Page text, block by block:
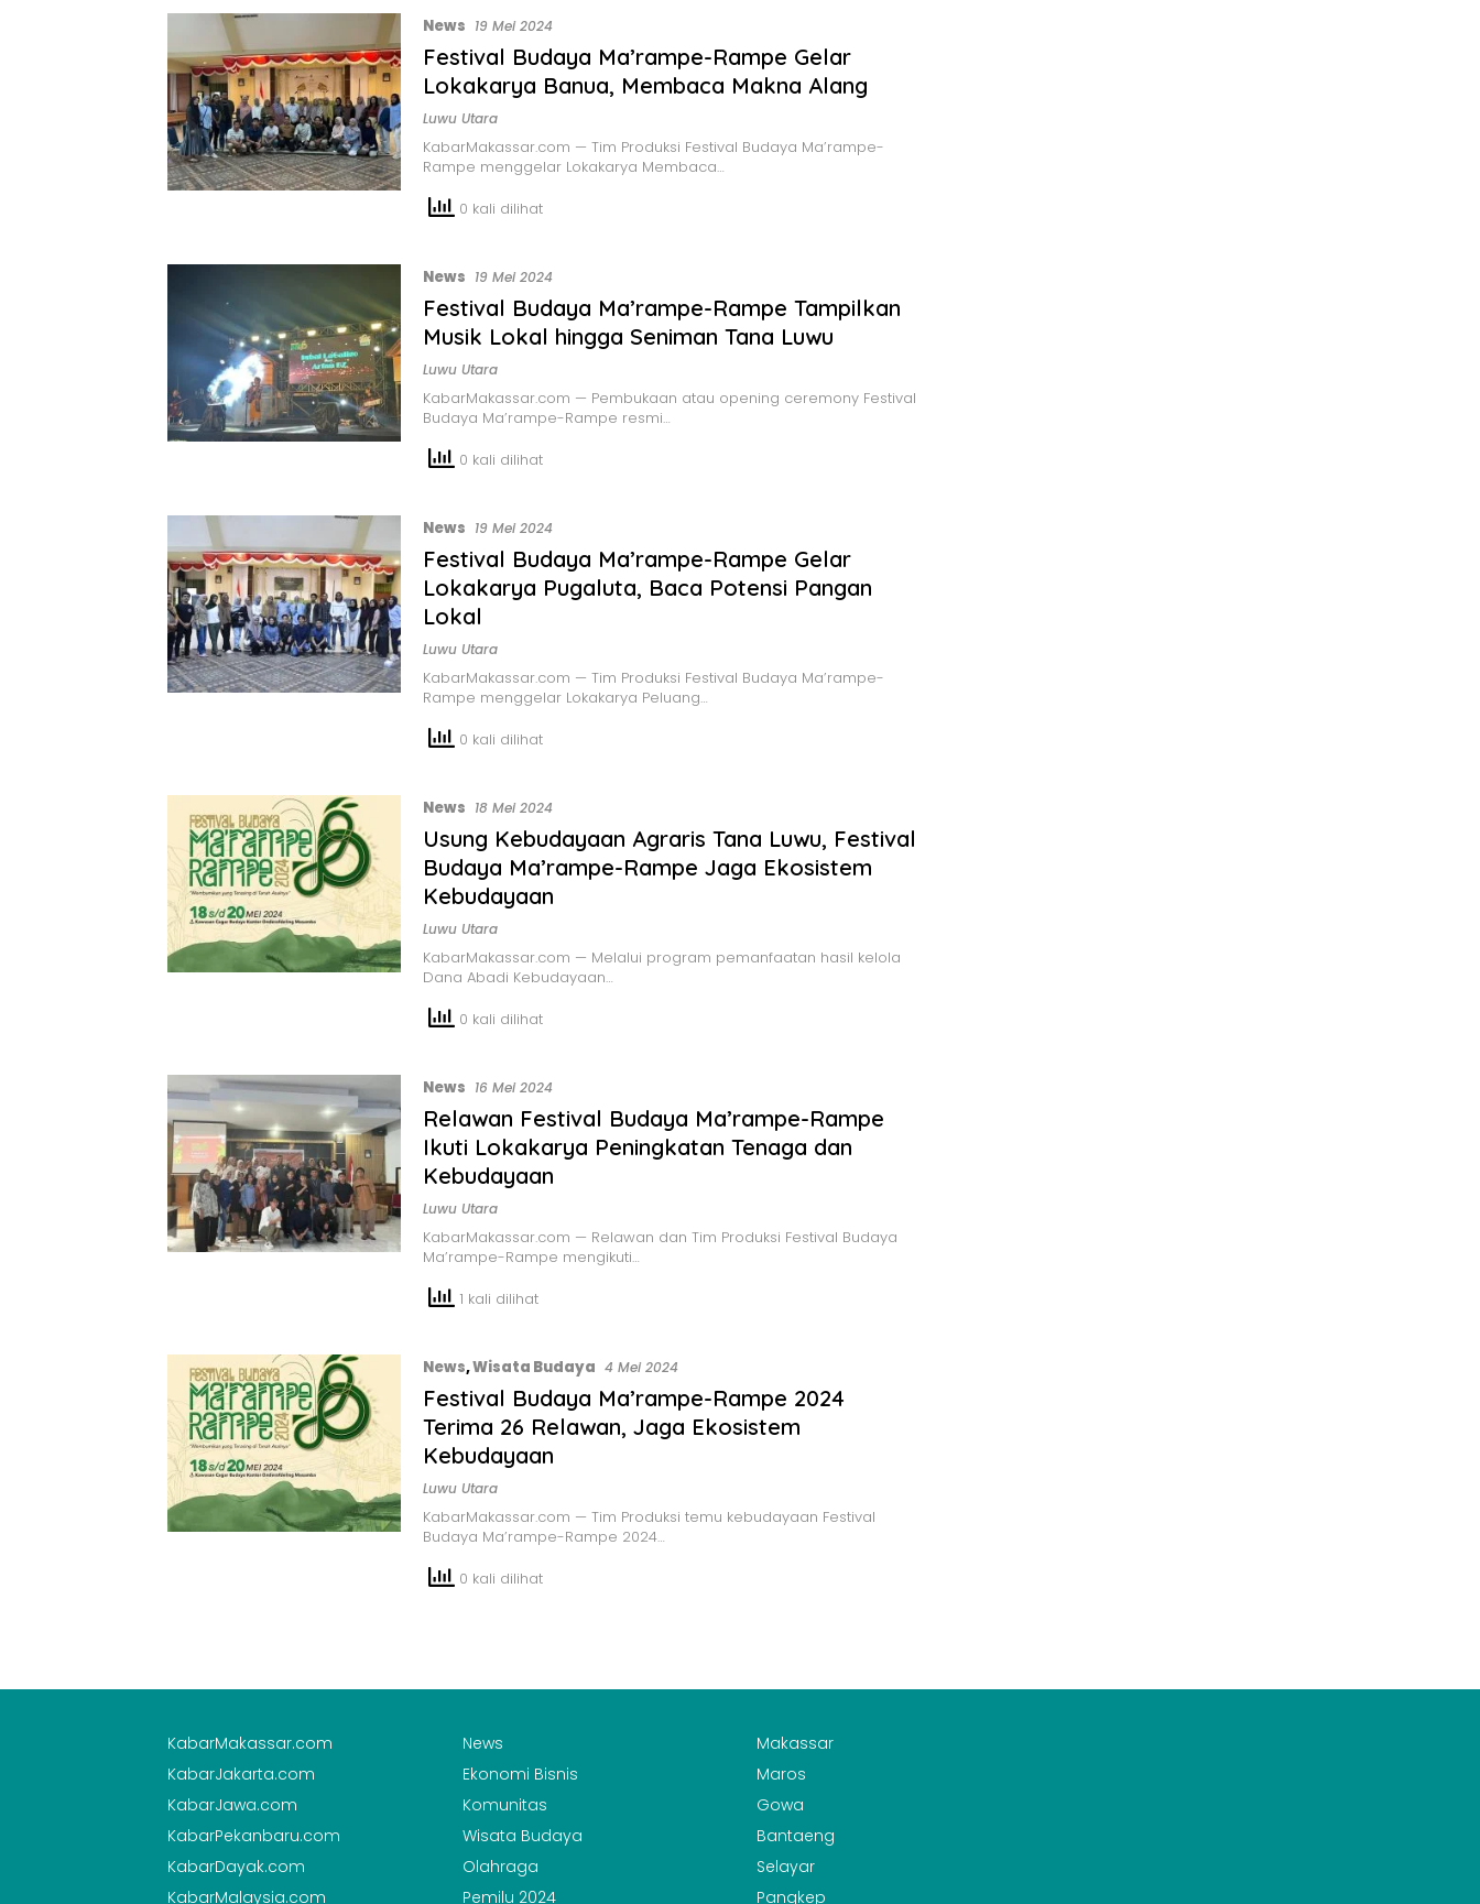
News 19 Mei 2024
Festival Budaya Ma’rampe-Rampe Gelar
Lokakarya Banua, Membaca Makna Alang
Luwu Utara
KabarMakassar.com — Tim Produksi Festival Budaya Ma’rampe-
Rampe menggelar Lokakarya Membaca…
0 kali dilihat
News 19 Mei 2024
Festival Budaya Ma’rampe-Rampe Tampilkan
Musik Lokal hingga Seniman Tana Luwu
Luwu Utara
KabarMakassar.com — Pembukaan atau opening ceremony Festival
Budaya Ma’rampe-Rampe resmi…
0 kali dilihat
News 19 Mei 2024
Festival Budaya Ma’rampe-Rampe Gelar
Lokakarya Pugaluta, Baca Potensi Pangan
Lokal
Luwu Utara
KabarMakassar.com — Tim Produksi Festival Budaya Ma’rampe-
Rampe menggelar Lokakarya Peluang…
0 kali dilihat
News 18 Mei 2024
Usung Kebudayaan Agraris Tana Luwu, Festival
Budaya Ma’rampe-Rampe Jaga Ekosistem
Kebudayaan
Luwu Utara
KabarMakassar.com — Melalui program pemanfaatan hasil kelola
Dana Abadi Kebudayaan…
0 kali dilihat
News 16 Mei 2024
Relawan Festival Budaya Ma’rampe-Rampe
Ikuti Lokakarya Peningkatan Tenaga dan
Kebudayaan
Luwu Utara
KabarMakassar.com — Relawan dan Tim Produksi Festival Budaya
Ma’rampe-Rampe mengikuti…
1 kali dilihat
News,Wisata Budaya 4 Mei 2024
Festival Budaya Ma’rampe-Rampe 2024
Terima 26 Relawan, Jaga Ekosistem
Kebudayaan
Luwu Utara
KabarMakassar.com — Tim Produksi temu kebudayaan Festival
Budaya Ma’rampe-Rampe 2024…
0 kali dilihat
KabarMakassar.com
KabarJakarta.com
KabarJawa.com
KabarPekanbaru.com
KabarDayak.com
KabarMalaysia.com
News
Ekonomi Bisnis
Komunitas
Wisata Budaya
Olahraga
Pemilu 2024
Makassar
Maros
Gowa
Bantaeng
Selayar
Pangkep